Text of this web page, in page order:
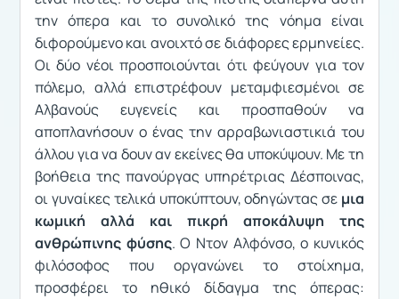
την όπερα και το συνολικό της νόημα είναι
διφορούμενο και ανοιχτό σε διάφορες ερμηνείες.
Οι δύο νέοι προσποιούνται ότι φεύγουν για τον
πόλεμο, αλλά επιστρέφουν μεταμφιεσμένοι σε
Αλβανούς ευγενείς και προσπαθούν να
αποπλανήσουν ο ένας την αρραβωνιαστικιά του
άλλου για να δουν αν εκείνες θα υποκύψουν. Με τη
βοήθεια της πανούργας υπηρέτριας Δέσποινας,
οι γυναίκες τελικά υποκύπτουν, οδηγώντας σε μια
κωμική αλλά και πικρή αποκάλυψη της
ανθρώπινης φύσης. Ο Ντον Αλφόνσο, ο κυνικός
φιλόσοφος που οργανώνει το στοίχημα,
προσφέρει το ηθικό δίδαγμα της όπερας: